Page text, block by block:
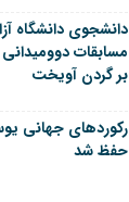
دانشجوی دانشگاه
مسابقات دوومیدانی
بر گردن آویخت
رکوردهای جهانی
حفظ شد